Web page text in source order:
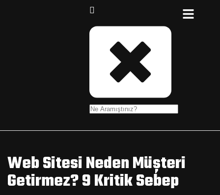
Web Sitesi Neden Müşteri
Getirmez? 9 Kritik Sebep